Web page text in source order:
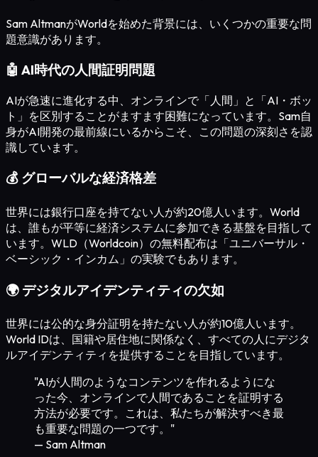
Sam AltmanがWorldを始めた背景には、いくつかの重要な問
題意識があります。
🤖 AI時代の人間証明問題
AIが急速に進化する中、オンラインで「人間」と「AI・ボッ
ト」を区別することがますます困難になっています。Sam自
身がAI開発の最前線にいるからこそ、この問題の深刻さを認
識しています。
💰 グローバルな経済格差
世界には銀行口座を持てない人が約20億人います。World
は、誰もが平等に経済システムに参加できる基盤を目指して
います。WLD（Worldcoin）の無料配布は「ユニバーサル・
ベーシック・インカム」の実験でもあります。
🌍 デジタルアイデンティティの欠如
世界には公的な身分証明を持たない人が約10億人います。
World IDは、国籍や居住地に関係なく、すべての人にデジタ
ルアイデンティティを提供することを目指しています。
"AIが人間のようなコンテンツを作れるようにな
った今、オンラインで人間であることを証明する
方法が必要です。これは、私たちが解決すべき最
も重要な問題の一つです。"
— Sam Altman